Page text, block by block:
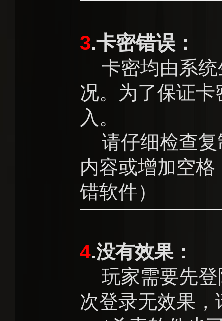
3.卡密错误：
卡密均由系统
况。为了保证
入。
请仔细检查复
内容或增加空
错软件）
4.没有效果：
玩家需要先登
次登录无效果